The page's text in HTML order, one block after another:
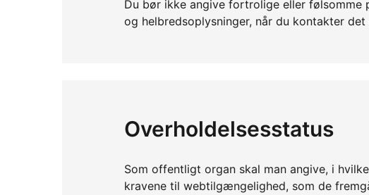
Du bør ikke angive fortrolige eller følsomme
og helbredsoplysninger, når du kontakter
Overholdelsesstatus
Som offentligt organ skal man angive, i
kravene til webtilgængelighed, som de